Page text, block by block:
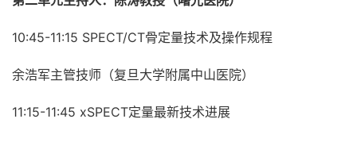
10:45-11:15 SPECT/CT骨定量技术及操作规程
余浩军主管技师（复旦大学附属中山医院）
11:15-11:45 xSPECT定量最新技术进展